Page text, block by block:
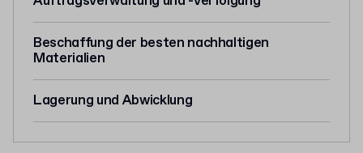
Beschaffung der besten nachhaltigen
Materialien
Lagerung und Abwicklung